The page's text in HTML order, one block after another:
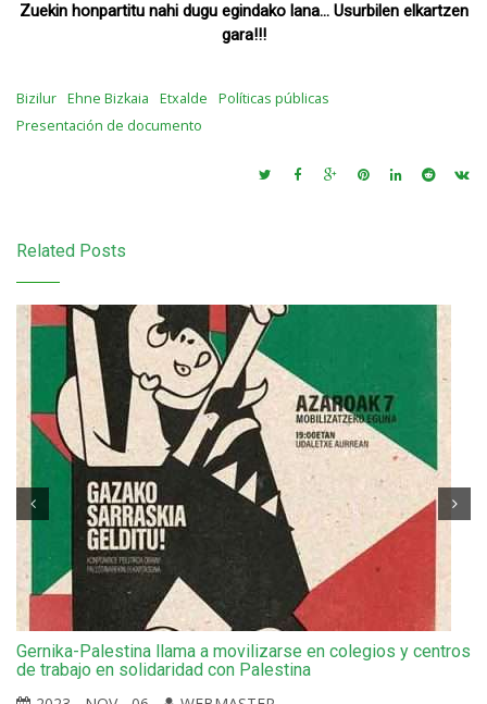
Zuekin honpartitu nahi dugu egindako lana… Usurbilen elkartzen
gara!!!
Bizilur Ehne Bizkaia Etxalde
Políticas públicas
Presentación de documento
Related Posts
Gernika-Palestina llama a movilizarse en colegios y centros
de trabajo en solidaridad con Palestina